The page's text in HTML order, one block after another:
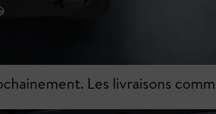
Les livraisons